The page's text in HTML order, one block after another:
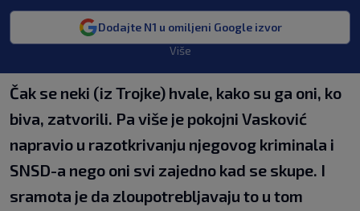
Dodajte N1 u omiljeni Google izvor
Više
Čak se neki (iz Trojke) hvale, kako su ga oni, ko
biva, zatvorili. Pa više je pokojni Vasković
napravio u razotkrivanju njegovog kriminala i
SNSD-a nego oni svi zajedno kad se skupe. I
sramota je da zloupotrebljavaju to u tom